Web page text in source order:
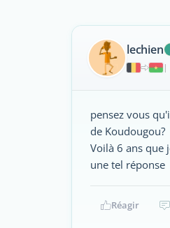
lechien
|
pensez vous
de Koudougou?
Voilà 6 ans que
une tel réponse
Réagir